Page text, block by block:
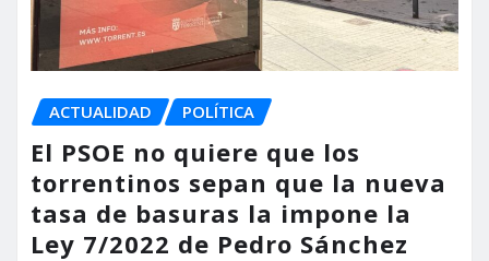
ACTUALIDAD POLÍTICA
El PSOE no quiere que los
torrentinos sepan que la nueva
tasa de basuras la impone la
Ley 7/2022 de Pedro Sánchez